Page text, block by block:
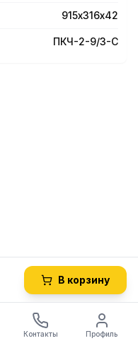
915х316х42
ПКЧ-2-9/3-С
В корзину
Контакты Профиль